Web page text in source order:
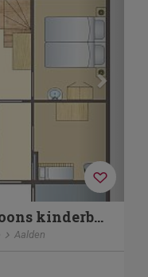
Aelderholt | 6-persoons kinderbungalow | 6CK
Aalden